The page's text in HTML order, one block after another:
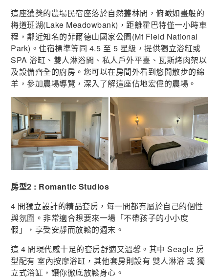
這座獲獎的農場民宿座落於自然叢林間，俯瞰如畫般的
梅道班湖(Lake Meadowbank)，距離霍巴特僅一小時車
程，鄰近知名的菲爾德山國家公園(Mt Field National
Park)。住宿標準等同 4.5 至 5 星級，提供獨立浴缸或
SPA 浴缸、雙人淋浴間、私人戶外平臺、瓦斯烤肉架以
及設備齊全的廚房。您可以在房間外看到悠閒散步的綿
羊，參加農場導覽，深入了解這座佔地宏偉的農場。
房型2 : Romantic Studios
4 間獨立設計的精品套房，每一間都有屬於自己的個性
與氛圍。非常適合想要來一場「不帶孩子的小小度
假」，享受安靜而放鬆的週末。
這 4 間現代感十足的套房舒適又溫馨。其中 Seagle 房
型配有 室內按摩浴缸，其他套房則設有 雙人淋浴 或 獨
立式浴缸，讓你徹底放鬆身心。